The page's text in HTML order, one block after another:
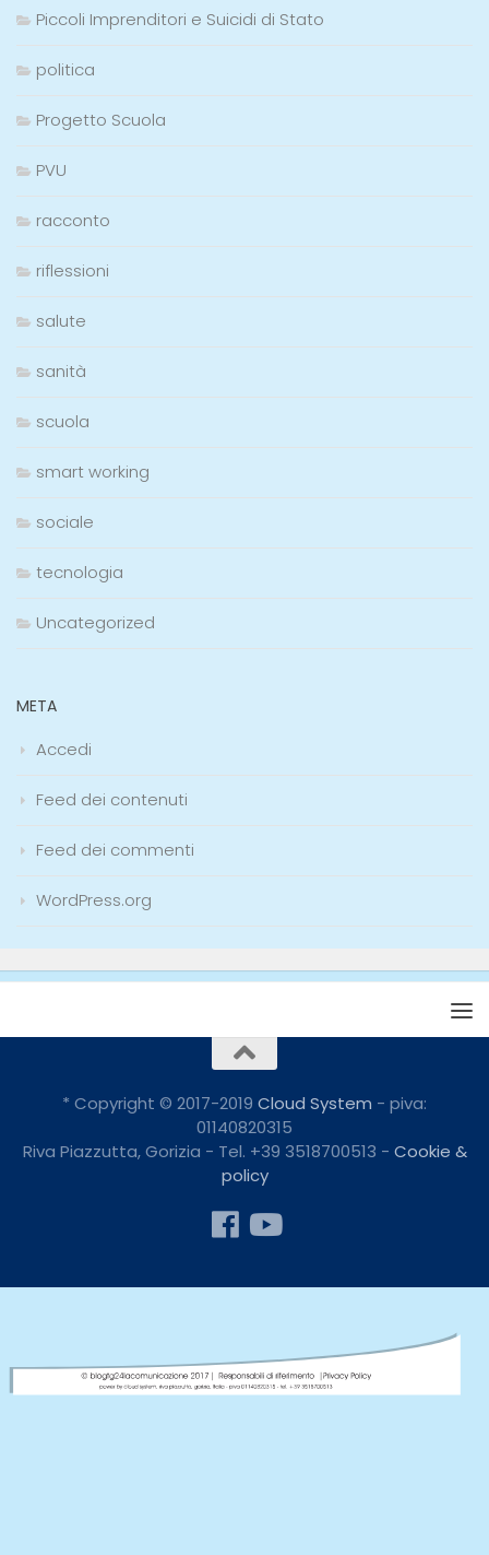
Piccoli Imprenditori e Suicidi di Stato
politica
Progetto Scuola
PVU
racconto
riflessioni
salute
sanità
scuola
smart working
sociale
tecnologia
Uncategorized
META
Accedi
Feed dei contenuti
Feed dei commenti
WordPress.org
* Copyright © 2017-2019 Cloud System - piva:
01140820315
Riva Piazzutta, Gorizia - Tel. +39 3518700513 - Cookie &
policy